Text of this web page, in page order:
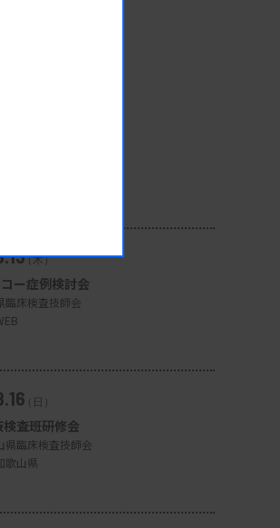
（木）
ー症例検討会
臨床検査技師会
（日）
査班研修会
県臨床検査技師会
歌山県